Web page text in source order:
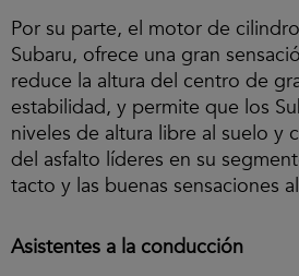
Por su parte, el motor de
Subaru, ofrece una gran
reduce la altura del centro de
estabilidad, y permite que los
niveles de altura libre al suelo y
del asfalto líderes en su
tacto y las buenas sensaciones
Clic
para
aceptar
las
cookies
y
reproducir
el
vídeo.
Asistentes a la conducción